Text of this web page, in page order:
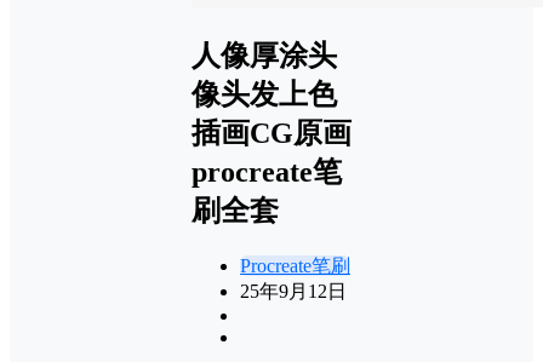
人像厚涂头
像头发上色
插画CG原画
procreate笔
刷全套
Procreate笔刷
25年9月12日